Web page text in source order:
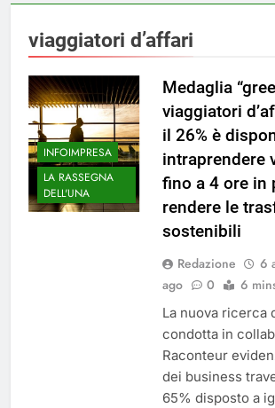
viaggiatori d’affari
INFOIMPRESA
LA RASSEGNA
DELL'UNA
Medaglia
viaggiatori
il 26% è
intraprendere
fino a 4 ore in
rendere le
sostenibili
Redazione
6
ago
0 6
La nuova ricerca
condotta in
Raconteur
dei business
65% disposto a